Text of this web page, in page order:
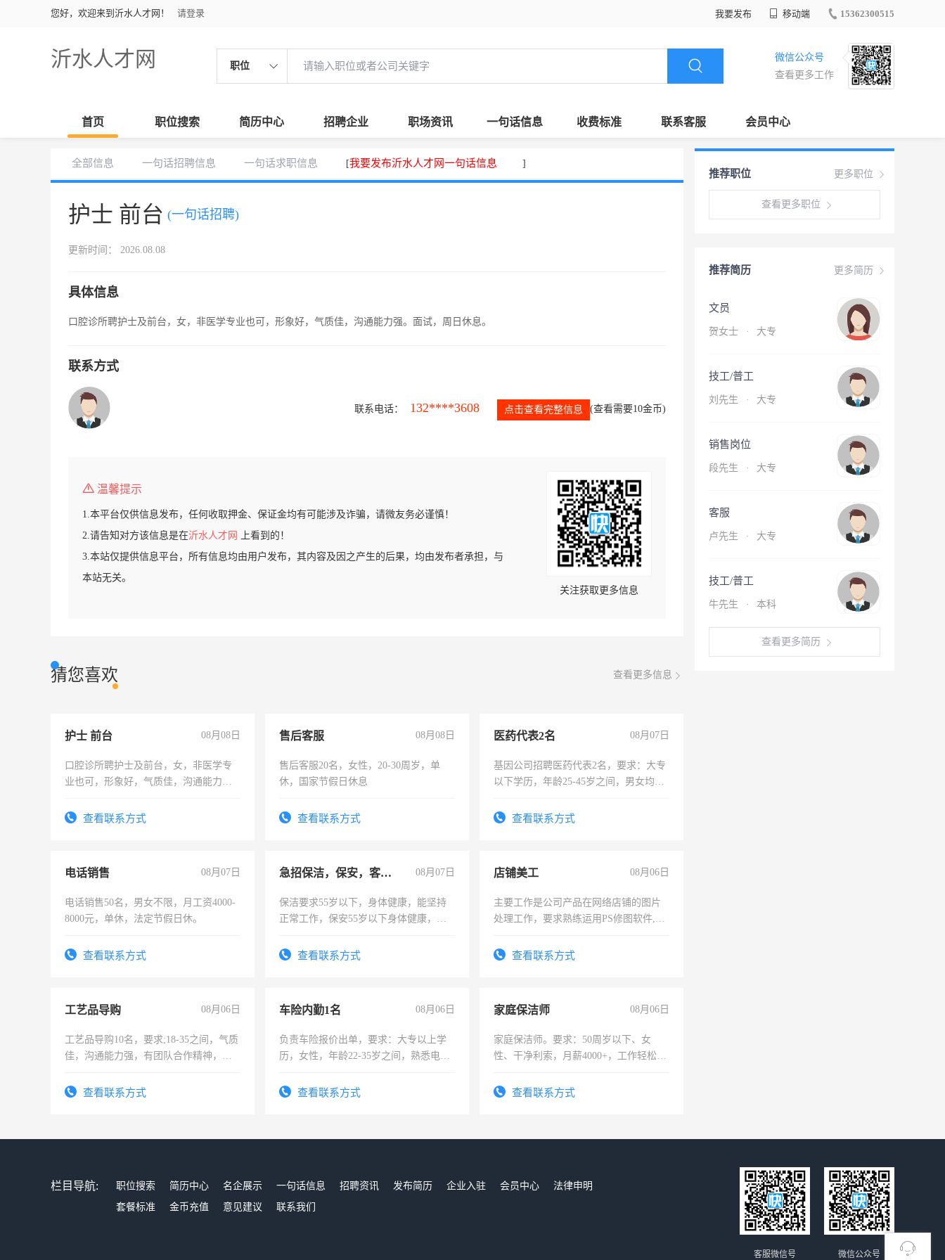
您好，欢迎来到沂水人才网！ 请登录 我要发布 移动端 15362300515
沂水人才网 职位
微信公众号
查看更多工作
首页 职位搜索 简历中心 招聘企业 职场资讯 一句话信息 收费标准 联系客服 会员中心
全部信息 一句话招聘信息 一句话求职信息 [我要发布沂水人才网一句话信息 ]
护士 前台 (一句话招聘)
更新时间： 2026.08.08
具体信息
口腔诊所聘护士及前台，女，非医学专业也可，形象好，气质佳，沟通能力强。面试，周日休息。
联系方式
联系电话： 132****3608 点击查看完整信息 (查看需要10金币)
温馨提示
1.本平台仅供信息发布，任何收取押金、保证金均有可能涉及诈骗，请微友务必谨慎！
2.请告知对方该信息是在沂水人才网
上看到的！
3.本站仅提供信息平台，所有信息均由用户发布，其内容及因之产生的后果，均由发布者承担，与
本站无关。
关注获取更多信息
猜您喜欢 查看更多信息
护士 前台 08月08日
口腔诊所聘护士及前台，女，非医学专
业也可，形象好，气质佳，沟通能力
查看联系方式
售后客服 08月08日
售后客服20名，女性，20-30周岁，单
休，国家节假日休息
查看联系方式
医药代表2名 08月07日
基因公司招聘医药代表2名，要求：大专
以下学历，年龄25-45岁之间，男女均
表或者有医学资质的优先，底薪+绩效，
查看联系方式
电话销售 08月07日
电话销售50名，男女不限，月工资4000-
8000元，单休，法定节假日休。
查看联系方式
急招保洁，保安，客服，工程 08月07日
保洁要求55岁以下，身体健康，能坚持
正常工作，保安55岁以下身体健康，有
录，客服要求45岁以下高中以上文化，
查看联系方式
店铺美工 08月06日
主要工作是公司产品在网络店铺的图片
处理工作，要求熟练运用PS修图软件,工
查看联系方式
工艺品导购 08月06日
工艺品导购10名，要求;18-35之间，气质
佳，沟通能力强，有团队合作精神，有
查看联系方式
车险内勤1名 08月06日
负责车险报价出单，要求：大专以上学
历，女性，年龄22-35岁之间，熟悉电脑
试用期1-3个月，转正后交纳五险，
查看联系方式
家庭保洁师 08月06日
家庭保洁师。要求：50周岁以下、女
性、干净利索，月薪4000+，工作轻松，
太太等。查看联系方式
更多职位
推荐职位
查看更多职位
更多简历
推荐简历
文员
贺女士 · 大专
技工/普工
刘先生 · 大专
销售岗位
段先生 · 大专
客服
卢先生 · 大专
技工/普工
牛先生 · 本科
查看更多简历
栏目导航: 职位搜索 简历中心 名企展示 一句话信息 招聘资讯 发布简历 企业入驻 会员中心
法律申明
套餐标准
金币充值 意见建议 联系我们
微信公众号
客服微信号